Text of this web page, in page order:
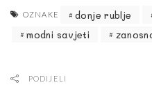
OZNAKE donje rublje
modni savjeti
PODIJELI